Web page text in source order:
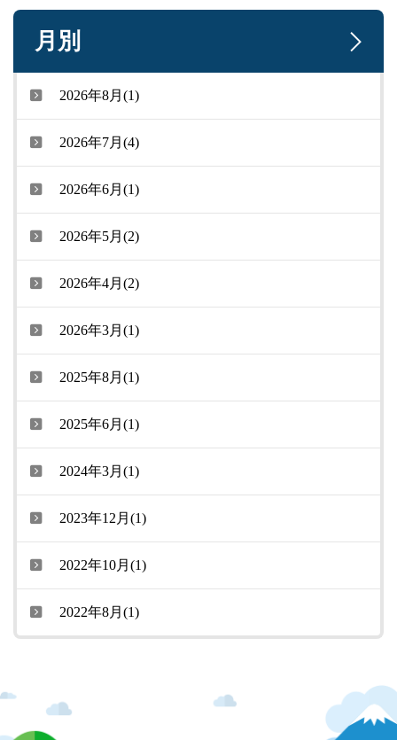
月別
2026年8月(1)
2026年7月(4)
2026年6月(1)
2026年5月(2)
2026年4月(2)
2026年3月(1)
2025年8月(1)
2025年6月(1)
2024年3月(1)
2023年12月(1)
2022年10月(1)
2022年8月(1)